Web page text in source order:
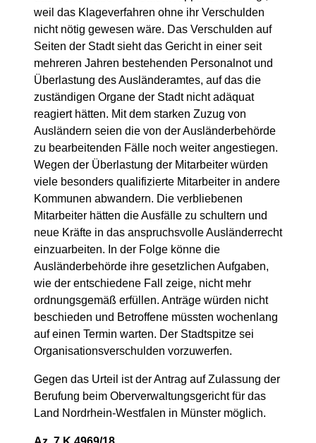
weil das Klageverfahren ohne ihr Verschulden
nicht nötig gewesen wäre. Das Verschulden auf
Seiten der Stadt sieht das Gericht in einer seit
mehreren Jahren bestehenden Personalnot und
Überlastung des Ausländeramtes, auf das die
zuständigen Organe der Stadt nicht adäquat
reagiert hätten. Mit dem starken Zuzug von
Ausländern seien die von der Ausländerbehörde
zu bearbeitenden Fälle noch weiter angestiegen.
Wegen der Überlastung der Mitarbeiter würden
viele besonders qualifizierte Mitarbeiter in andere
Kommunen abwandern. Die verbliebenen
Mitarbeiter hätten die Ausfälle zu schultern und
neue Kräfte in das anspruchsvolle Ausländerrecht
einzuarbeiten. In der Folge könne die
Ausländerbehörde ihre gesetzlichen Aufgaben,
wie der entschiedene Fall zeige, nicht mehr
ordnungsgemäß erfüllen. Anträge würden nicht
beschieden und Betroffene müssten wochenlang
auf einen Termin warten. Der Stadtspitze sei
Organisationsverschulden vorzuwerfen.
Gegen das Urteil ist der Antrag auf Zulassung der
Berufung beim Oberverwaltungsgericht für das
Land Nordrhein-Westfalen in Münster möglich.